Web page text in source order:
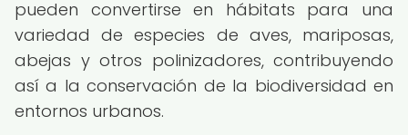
pueden convertirse en hábitats para una
variedad de especies de aves, mariposas,
abejas y otros polinizadores, contribuyendo
así a la conservación de la biodiversidad en
entornos urbanos.